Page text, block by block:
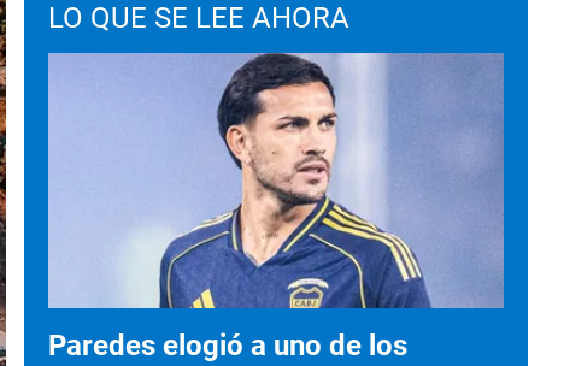
LO QUE SE LEE AHORA
Paredes elogió a uno de los